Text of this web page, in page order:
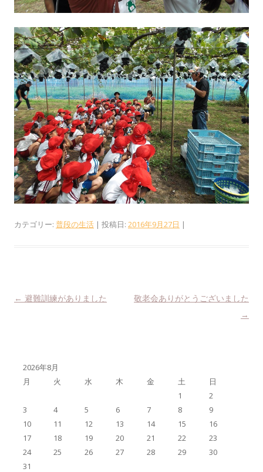
カテゴリー: 普段の生活 | 投稿日: 2016年9月27日 |
投稿ナビゲーション
← 避難訓練がありました
敬老会ありがとうございました
→
2026年8月
月
火 水 木 金 土
日
1
2
3
4 5 6 7 8
9
10
11 12 13 14 15
16
17
18 19 20 21 22
23
24
25 26 27 28 29
30
31